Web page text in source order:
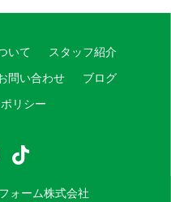
いて スタッフ紹介
問い合わせ ブログ
リシー
テ
ォーム株式会社